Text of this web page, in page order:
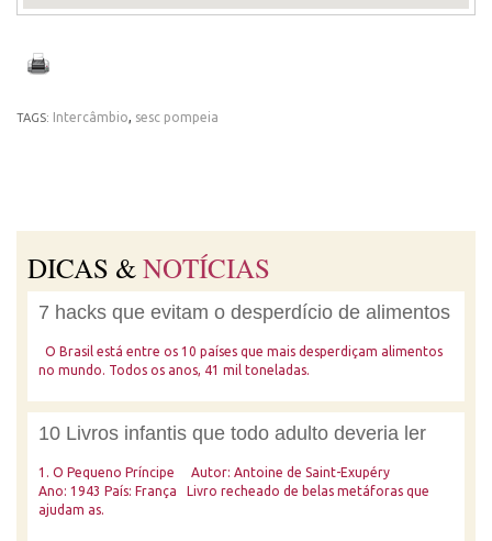
TAGS: Intercâmbio, sesc pompeia
DICAS &NOTÍCIAS
7 hacks que evitam o desperdício de alimentos
O Brasil está entre os 10 países que mais desperdiçam alimentos
no mundo. Todos os anos, 41 mil toneladas.
10 Livros infantis que todo adulto deveria ler
1. O Pequeno Príncipe Autor: Antoine de Saint-Exupéry
Ano: 1943 País: França Livro recheado de belas metáforas que
ajudam as.